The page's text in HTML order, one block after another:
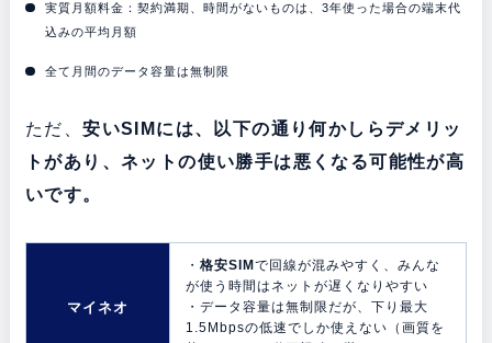
実質月額料金：契約満期、時間がないものは、3年使った場合の端末代
込みの平均月額
全て月間のデータ容量は無制限
ただ、安いSIMには、以下の通り何かしらデメリッ
トがあり、ネットの使い勝手は悪くなる可能性が高
いです。
マイネオ
・ 格安SIM で回線が混みやすく、みんな
が使う時間はネットが遅くなりやすい
・データ容量は無制限だが、下り最大
1.5Mbpsの低速でしか使えない（画質を